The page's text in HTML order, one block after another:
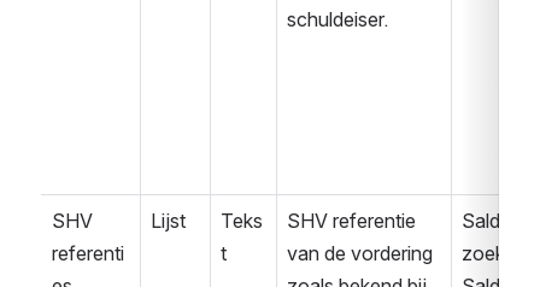
schuldeiser.
SHV
referenti
Lijst
Teks
t
SHV referentie
van de vordering
Saldover
zoek